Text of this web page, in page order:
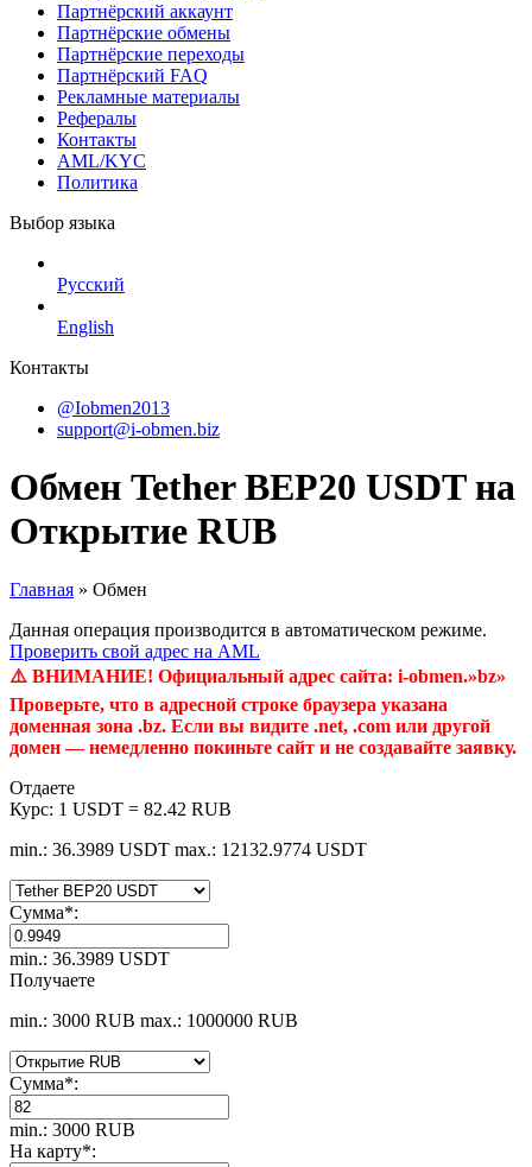
Партнёрский аккаунт
Партнёрские обмены
Партнёрские переходы
Партнёрский FAQ
Рекламные материалы
Рефералы
Контакты
AML/KYC
Политика
Выбор языка
Русский
English
Контакты
@Iobmen2013
support@i-obmen.biz
Обмен Tether BEP20 USDT на
Открытие RUB
Главная » Обмен
Данная операция производится в автоматическом режиме.
Проверить свой адрес на AML
⚠️ ВНИМАНИЕ! Официальный адрес сайта: i-obmen.»bz»
Проверьте, что в адресной строке браузера указана
доменная зона .bz. Если вы видите .net, .com или другой
домен — немедленно покиньте сайт и не создавайте заявку.
Отдаете
Курс: 1 USDT = 82.42 RUB
min.: 36.3989 USDT max.: 12132.9774 USDT
Сумма*:
min.: 36.3989 USDT
Получаете
min.: 3000 RUB max.: 1000000 RUB
Сумма*:
min.: 3000 RUB
На карту*: